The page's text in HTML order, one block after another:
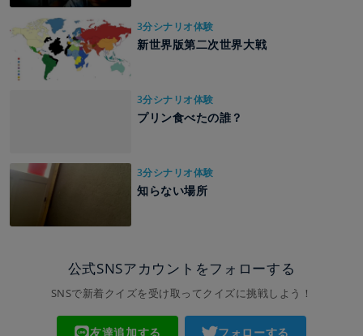
3分シナリオ体験
新世界版第二次世界大戦
3分シナリオ体験
プリン食べたの誰？
3分シナリオ体験
知らない場所
公式SNSアカウントをフォローする
SNSで新着クイズを受け取ってクイズに挑戦しよう！
友達追加する フォローする